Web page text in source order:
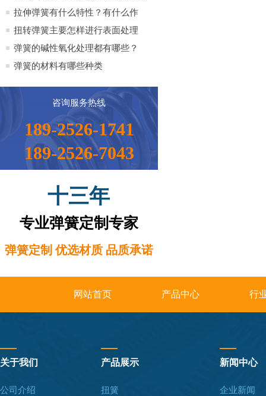
定方法小知识
拉伸弹簧有什么特性？有什么作
用？
扭转弹簧主要怎样进行表面处理
弹簧的碱性氧化处理都有哪些？
弹簧的材料有哪些种类
咨询服务热线
189-2526-1741
189-2526-7043
十三年
专业弹簧定制专家
弹簧定制 优选材质 品质承诺
网站首页 产品中心 行
关于我们
公司介绍
产品展示
扭簧
新闻中心
企业新闻